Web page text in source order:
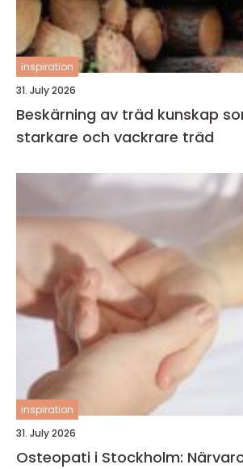
inspiration
31. July 2026
Beskärning av träd kunskap som ger
starkare och vackrare träd
inspiration
31. July 2026
Osteopati i Stockholm: